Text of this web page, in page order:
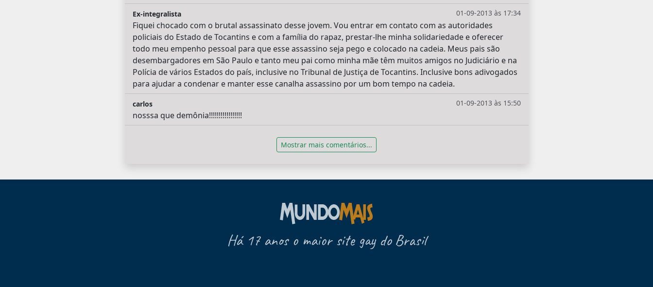
01-09-2013 às 17:34
Ex-integralista
Fiquei chocado com o brutal assassinato desse jovem. Vou entrar em contato com as autoridades
policiais do Estado de Tocantins e com a família do rapaz, prestar-lhe minha solidariedade e oferecer
todo meu empenho pessoal para que esse assassino seja pego e colocado na cadeia. Meus pais são
desembargadores em São Paulo e tanto meu pai como minha mãe têm muitos amigos no Judiciário e na
Polícia de vários Estados do país, inclusive no Tribunal de Justiça de Tocantins. Inclusive bons adivogados
para ajudar a condenar e manter esse canalha assassino por um bom tempo na cadeia.
01-09-2013 às 15:50
carlos
nosssa que demônia!!!!!!!!!!!!!!!!!
Mostrar mais comentários...
Há 17 anos o maior site gay do Brasil